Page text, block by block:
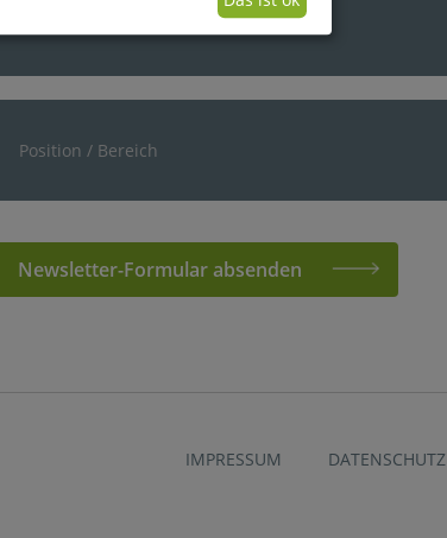
Newsletter-Formular absenden
IMPRESSUM DATENSCHUTZ